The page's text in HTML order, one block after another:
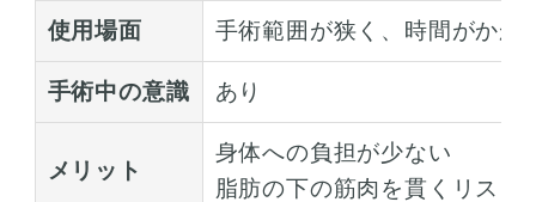
使用場面 手術範囲が狭く、時間がかか
手術中の意識 あり
メリット
身体への負担が少ない
脂肪の下の筋肉を貫くリスク